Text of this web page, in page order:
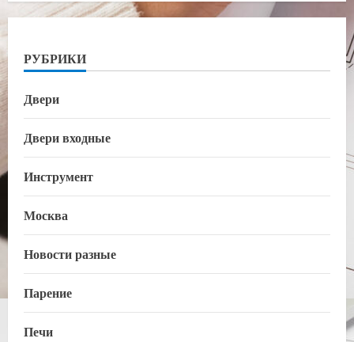
РУБРИКИ
Двери
Двери входные
Инструмент
Москва
Новости разные
Парение
Печи